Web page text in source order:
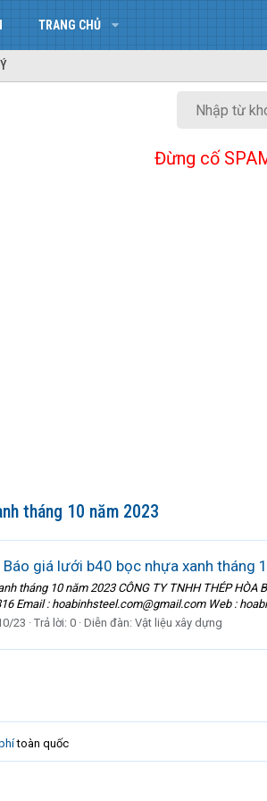
TRANG CHỦ
Đừng cố
tháng 10 năm 2023
Báo giá lưới b40 bọc nhựa xanh tháng
tháng 10 năm 2023 CÔNG TY TNHH THÉP HÒA
Email : hoabinhsteel.com@gmail.com Web :
23 Trả lời: 0 Diễn đàn: Vật liệu xây dựng
toàn quốc